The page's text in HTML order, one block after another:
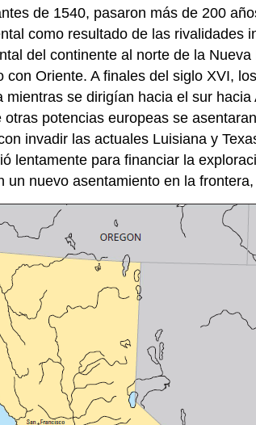
de 1540, pasaron más de 200
como resultado de las
del continente al norte de la
Oriente. A finales del siglo XVI,
se dirigían hacia el sur
potencias europeas se
invadir las actuales Luisiana y
lentamente para financiar la
un nuevo asentamiento en la frontera,